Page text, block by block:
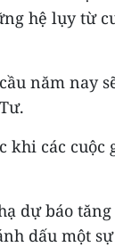
hệ lụy từ
năm nay
khi các
dự báo
dấu một